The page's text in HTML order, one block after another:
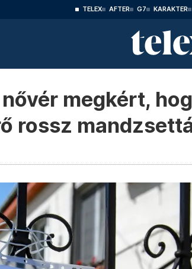
TELEX AFTER G7 KARAKTER
megkért,
rossz